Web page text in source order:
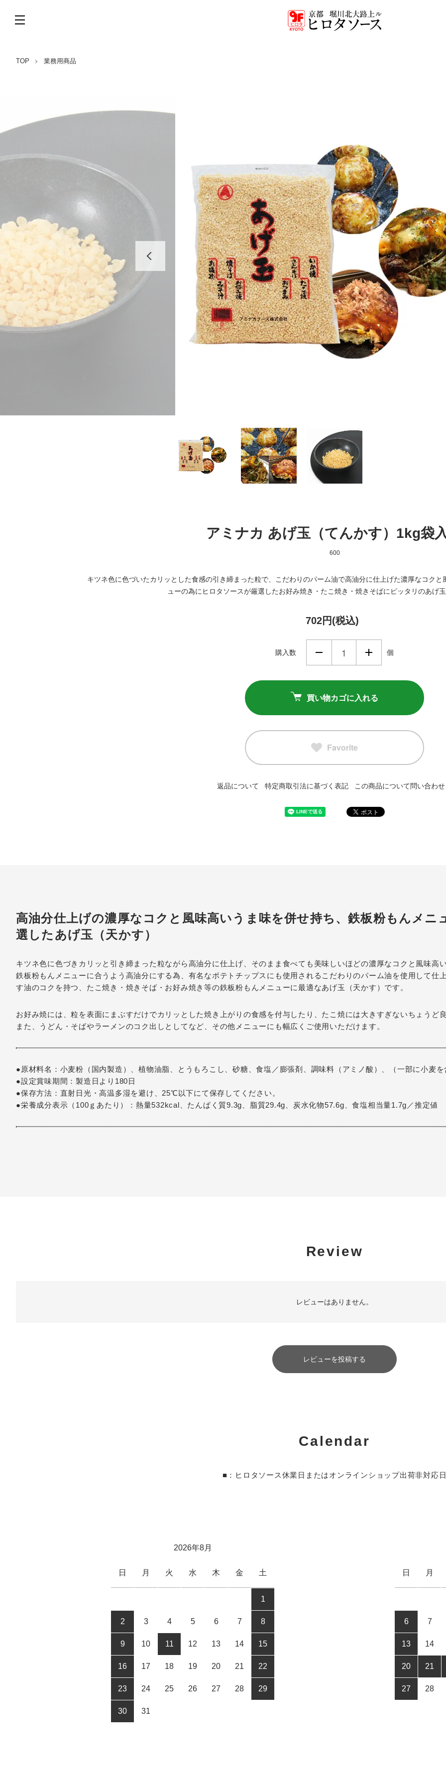
TOP 業務用商品
アミナカ あげ玉（てんかす）1kg袋
600
キツネ色に色づいたカリッとした食感の引き締まった粒で、こだわりのパーム油で高油分に仕上げた濃厚なコク
ューの為にヒロタソースが厳選したお好み焼き・たこ焼き・焼きそばにピッタリのあげ
702円(税込)
購入数 個
買い物カゴに入れる
Favorite
返品について 特定商取引法に基づく表記 この商品について問い合わ
高油分仕上げの濃厚なコクと風味高いうま味を併せ持ち、鉄板粉もんメ
選したあげ玉（天かす）
キツネ色に色づきカリッと引き締まった粒ながら高油分に仕上げ、そのまま食べても美味しいほどの濃厚なコクと風味高
鉄板粉もんメニューに合うよう高油分にする為、有名なポテトチップスにも使用されるこだわりのパーム油を使用して仕
す油のコクを持つ、たこ焼き・焼きそば・お好み焼き等の鉄板粉もんメニューに最適なあげ玉（天かす）です。
お好み焼には、粒を表面にまぶすだけでカリッとした焼き上がりの食感を付与したり、たこ焼には大きすぎないちょうど
また、うどん・そばやラーメンのコク出しとしてなど、その他メニューにも幅広くご使用いただけます。
●原材料名：小麦粉（国内製造）、植物油脂、とうもろこし、砂糖、食塩／膨張剤、調味料（アミノ酸）、（一部に小麦を
●設定賞味期間：製造日より180日
●保存方法：直射日光・高温多湿を避け、25℃以下にて保存してください。
●栄養成分表示（100ｇあたり）：熱量532kcal、たんぱく質9.3g、脂質29.4g、炭水化物57.6g、食塩相当量1.7g／推定値
Review
レビューはありません。
レビューを投稿する
Calendar
■：ヒロタソース休業日またはオンラインショップ出荷非対応
2026年8月
日 月 火 水 木 金 土
1
2 3 4 5 6 7 8
9 10 11 12 13 14 15
16 17 18 19 20 21 22
23 24 25 26 27 28 29
30 31
日 月
6 7
13 14
20 21
27 28